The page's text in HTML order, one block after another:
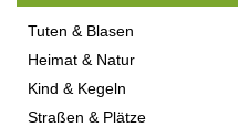
Tuten & Blasen
Heimat & Natur
Kind & Kegeln
Straßen & Plätze